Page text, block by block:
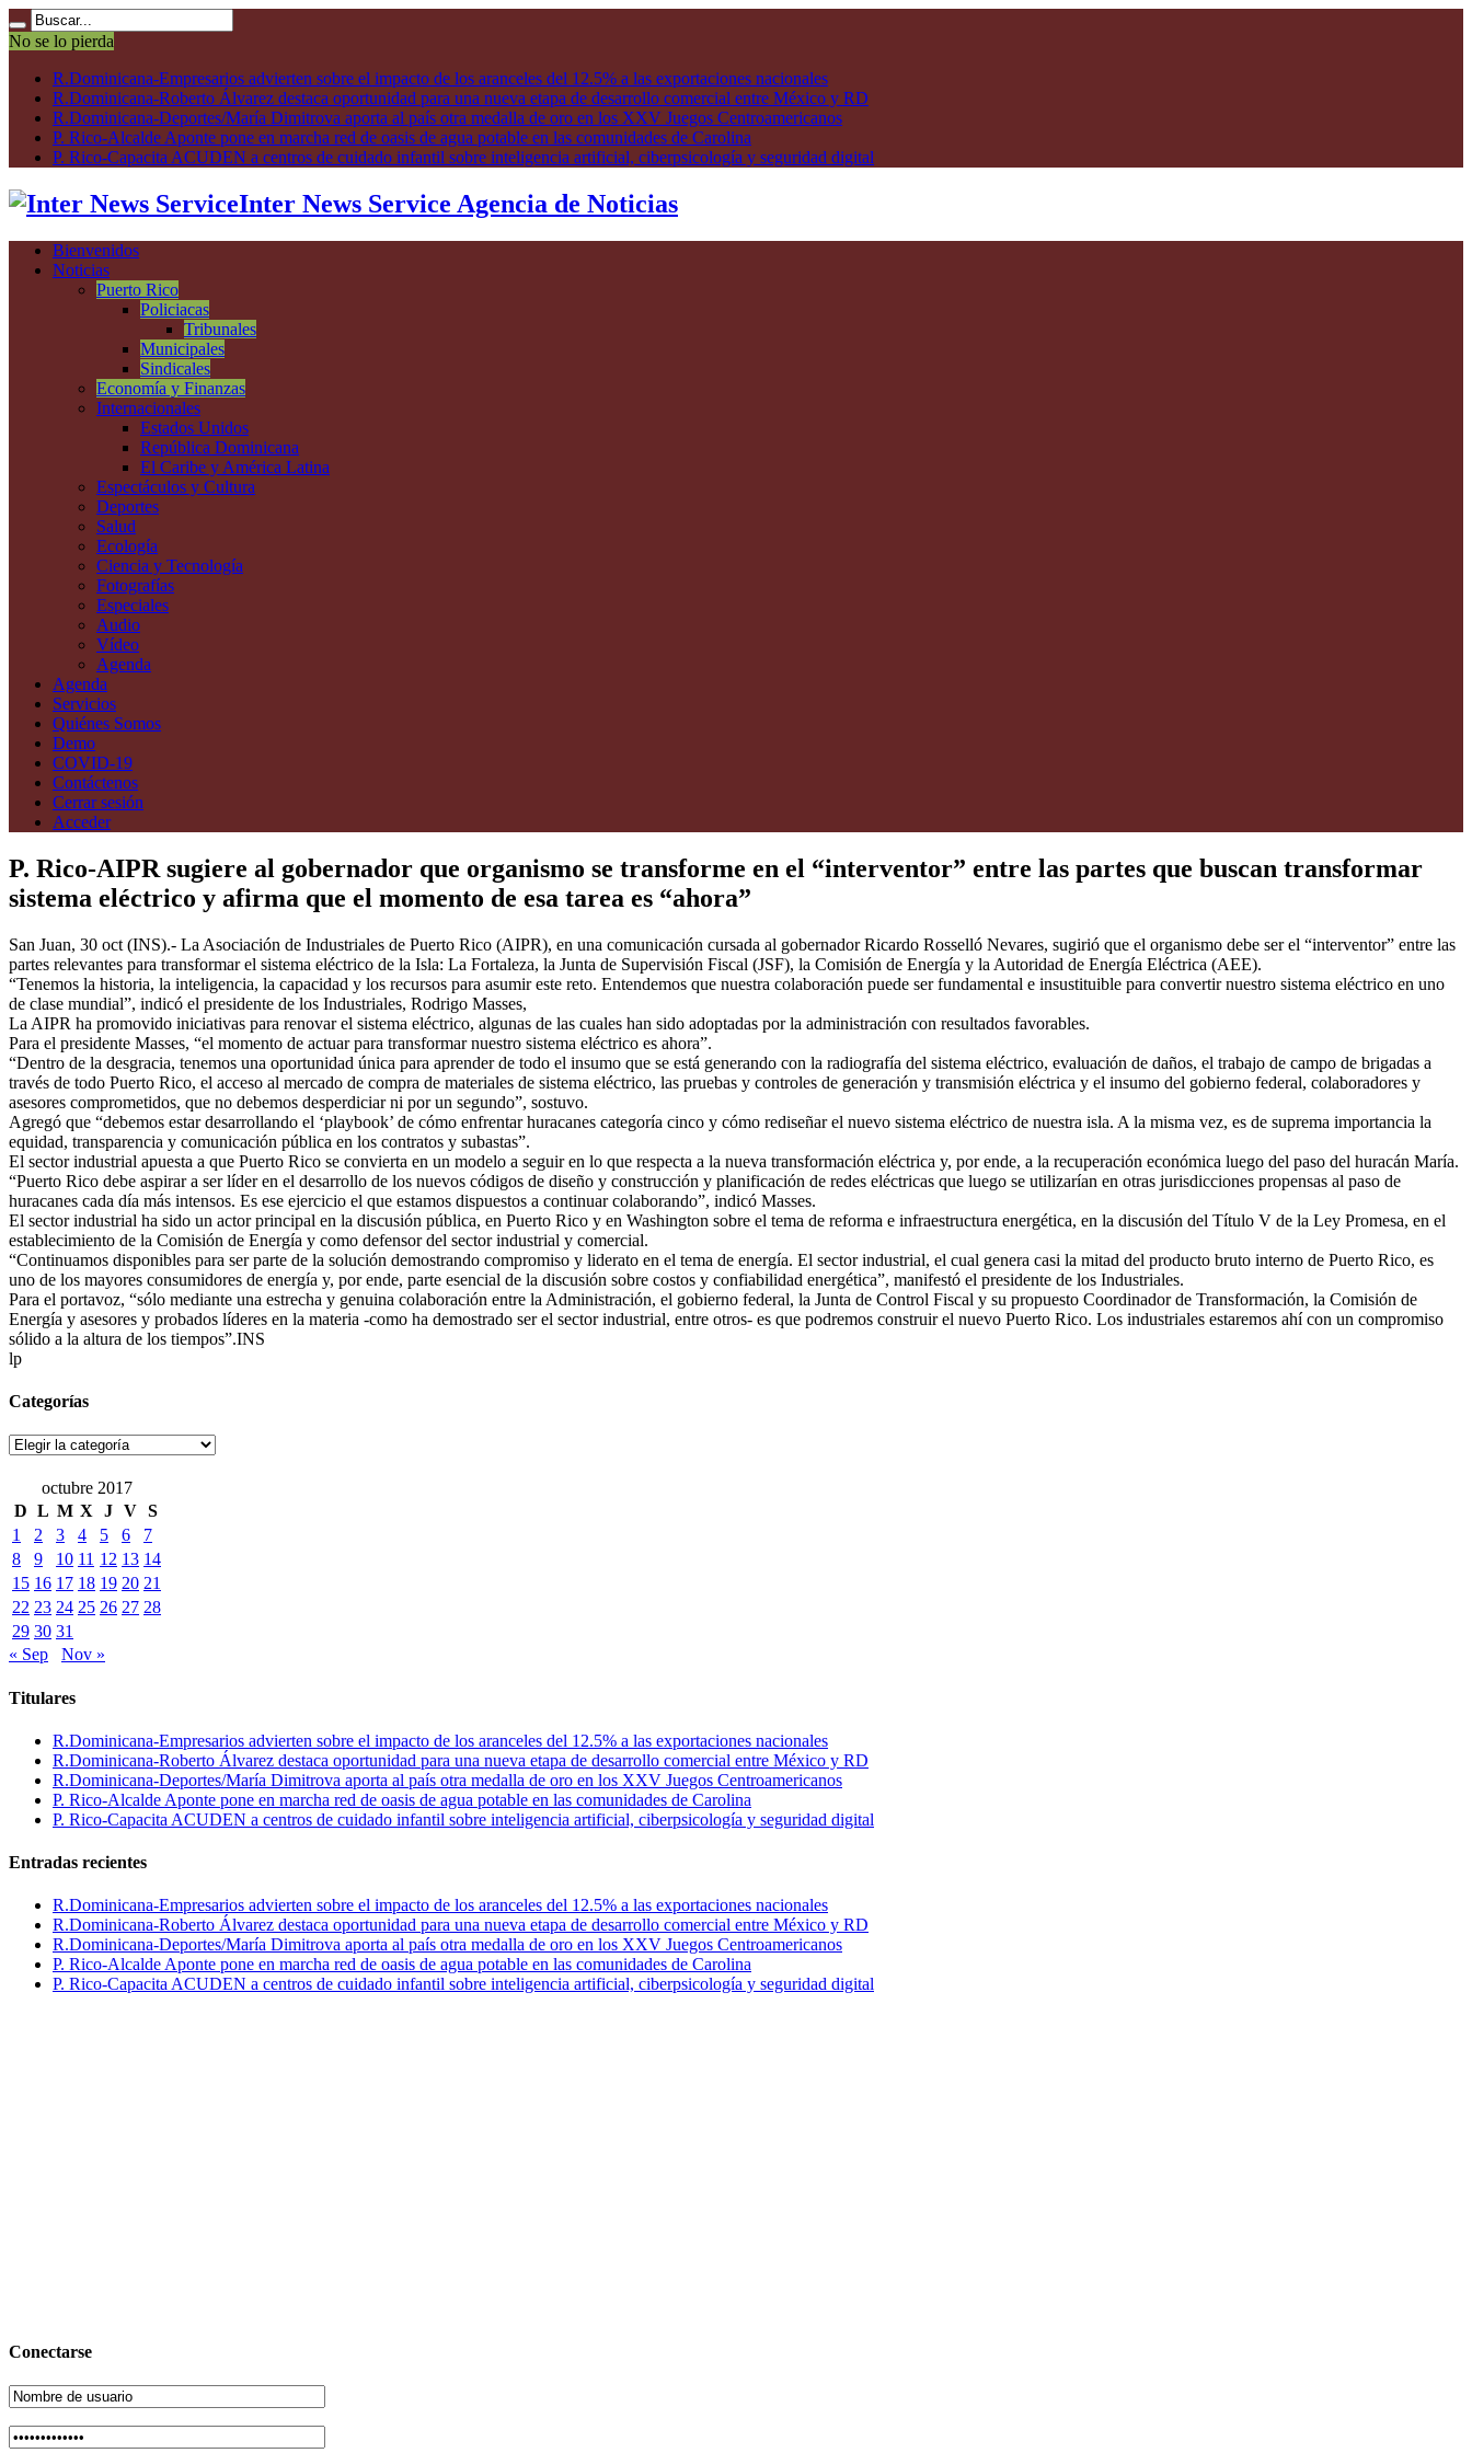
No se lo pierda
R.Dominicana-Empresarios advierten sobre el impacto de los aranceles del 12.5% a las exportaciones nacionales
R.Dominicana-Roberto Álvarez destaca oportunidad para una nueva etapa de desarrollo comercial entre México y RD
R.Dominicana-Deportes/María Dimitrova aporta al país otra medalla de oro en los XXV Juegos Centroamericanos
P. Rico-Alcalde Aponte pone en marcha red de oasis de agua potable en las comunidades de Carolina
P. Rico-Capacita ACUDEN a centros de cuidado infantil sobre inteligencia artificial, ciberpsicología y seguridad digital
Inter News Service Agencia de Noticias
Bienvenidos
Noticias
Puerto Rico
Policiacas
Tribunales
Municipales
Sindicales
Economía y Finanzas
Internacionales
Estados Unidos
República Dominicana
El Caribe y América Latina
Espectáculos y Cultura
Deportes
Salud
Ecología
Ciencia y Tecnología
Fotografías
Especiales
Audio
Vídeo
Agenda
Agenda
Servicios
Quiénes Somos
Demo
COVID-19
Contáctenos
Cerrar sesión
Acceder
P. Rico-AIPR sugiere al gobernador que organismo se transforme en el “interventor” entre las partes que buscan transformar
sistema eléctrico y afirma que el momento de esa tarea es “ahora”
San Juan, 30 oct (INS).- La Asociación de Industriales de Puerto Rico (AIPR), en una comunicación cursada al gobernador Ricardo Rosselló Nevares, sugirió que el organismo debe ser el “interventor” entre las
partes relevantes para transformar el sistema eléctrico de la Isla: La Fortaleza, la Junta de Supervisión Fiscal (JSF), la Comisión de Energía y la Autoridad de Energía Eléctrica (AEE).
“Tenemos la historia, la inteligencia, la capacidad y los recursos para asumir este reto. Entendemos que nuestra colaboración puede ser fundamental e insustituible para convertir nuestro sistema eléctrico en uno
de clase mundial”, indicó el presidente de los Industriales, Rodrigo Masses,
La AIPR ha promovido iniciativas para renovar el sistema eléctrico, algunas de las cuales han sido adoptadas por la administración con resultados favorables.
Para el presidente Masses, “el momento de actuar para transformar nuestro sistema eléctrico es ahora”.
“Dentro de la desgracia, tenemos una oportunidad única para aprender de todo el insumo que se está generando con la radiografía del sistema eléctrico, evaluación de daños, el trabajo de campo de brigadas a
través de todo Puerto Rico, el acceso al mercado de compra de materiales de sistema eléctrico, las pruebas y controles de generación y transmisión eléctrica y el insumo del gobierno federal, colaboradores y
asesores comprometidos, que no debemos desperdiciar ni por un segundo”, sostuvo.
Agregó que “debemos estar desarrollando el ‘playbook’ de cómo enfrentar huracanes categoría cinco y cómo rediseñar el nuevo sistema eléctrico de nuestra isla. A la misma vez, es de suprema importancia la
equidad, transparencia y comunicación pública en los contratos y subastas”.
El sector industrial apuesta a que Puerto Rico se convierta en un modelo a seguir en lo que respecta a la nueva transformación eléctrica y, por ende, a la recuperación económica luego del paso del huracán María.
“Puerto Rico debe aspirar a ser líder en el desarrollo de los nuevos códigos de diseño y construcción y planificación de redes eléctricas que luego se utilizarían en otras jurisdicciones propensas al paso de
huracanes cada día más intensos. Es ese ejercicio el que estamos dispuestos a continuar colaborando”, indicó Masses.
El sector industrial ha sido un actor principal en la discusión pública, en Puerto Rico y en Washington sobre el tema de reforma e infraestructura energética, en la discusión del Título V de la Ley Promesa, en el
establecimiento de la Comisión de Energía y como defensor del sector industrial y comercial.
“Continuamos disponibles para ser parte de la solución demostrando compromiso y liderato en el tema de energía. El sector industrial, el cual genera casi la mitad del producto bruto interno de Puerto Rico, es
uno de los mayores consumidores de energía y, por ende, parte esencial de la discusión sobre costos y confiabilidad energética”, manifestó el presidente de los Industriales.
Para el portavoz, “sólo mediante una estrecha y genuina colaboración entre la Administración, el gobierno federal, la Junta de Control Fiscal y su propuesto Coordinador de Transformación, la Comisión de
Energía y asesores y probados líderes en la materia -como ha demostrado ser el sector industrial, entre otros- es que podremos construir el nuevo Puerto Rico. Los industriales estaremos ahí con un compromiso
sólido a la altura de los tiempos”.INS
lp
Categorías
Categorías
octubre 2017
D L M X J V S
1
2 3 4 5 6
7
8
9 10 11 12 13 14
15 16 17 18 19 20 21
22 23 24 25 26 27 28
29 30 31
« Sep
Nov »
Titulares
R.Dominicana-Empresarios advierten sobre el impacto de los aranceles del 12.5% a las exportaciones nacionales
R.Dominicana-Roberto Álvarez destaca oportunidad para una nueva etapa de desarrollo comercial entre México y RD
R.Dominicana-Deportes/María Dimitrova aporta al país otra medalla de oro en los XXV Juegos Centroamericanos
P. Rico-Alcalde Aponte pone en marcha red de oasis de agua potable en las comunidades de Carolina
P. Rico-Capacita ACUDEN a centros de cuidado infantil sobre inteligencia artificial, ciberpsicología y seguridad digital
Entradas recientes
R.Dominicana-Empresarios advierten sobre el impacto de los aranceles del 12.5% a las exportaciones nacionales
R.Dominicana-Roberto Álvarez destaca oportunidad para una nueva etapa de desarrollo comercial entre México y RD
R.Dominicana-Deportes/María Dimitrova aporta al país otra medalla de oro en los XXV Juegos Centroamericanos
P. Rico-Alcalde Aponte pone en marcha red de oasis de agua potable en las comunidades de Carolina
P. Rico-Capacita ACUDEN a centros de cuidado infantil sobre inteligencia artificial, ciberpsicología y seguridad digital
Conectarse